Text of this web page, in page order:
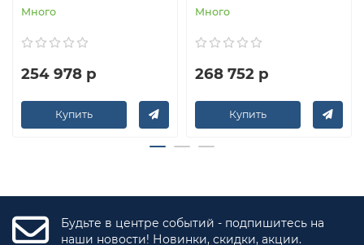
время.
Много
254 978 р
Купить
Много
268 752 р
Купить
Будьте в центре событий - подпишитесь на
наши новости! Новинки, скидки, акции.